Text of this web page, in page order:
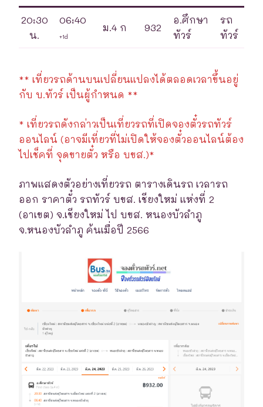
20:30
น.
06:40
+1d
ม.4 ก 932
อ.ศึกษา
ทัวร์
รถ
ทัวร์
** เที่ยวรถด้านบนเปลี่ยนแปลงได้ตลอดเวลาขึ้นอยู่
กับ บ.ทัวร์ เป็นผู้กำหนด **
* เที่ยวรถดังกล่าวเป็นเที่ยวรถที่เปิดจองตั๋วรถทัวร์
ออนไลน์ (อาจมีเที่ยวที่ไม่เปิดให้จองตั๋วออนไลน์ต้อง
ไปเช็คที่ จุดขายตั๋ว หรือ บขส.)*
ภาพแสดงตัวอย่างเที่ยวรถ ตารางเดินรถ เวลารถ
ออก ราคาตั๋ว รถทัวร์ บขส. เชียงใหม่ แห่งที่ 2
(อาเขต) จ.เชียงใหม่ ไป บขส. หนองบัวลำภู
จ.หนองบัวลำภู ค้นเมื่อปี 2566